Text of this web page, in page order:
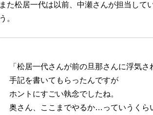
また松居一代は以前、中瀬さんが担当して
う。
「松居一代さんが前の旦那さんに浮気さ
手記を書いてもらったんですが
ホントにすごい執念でしたね。
奥さん、ここまでやるか…っていうくら